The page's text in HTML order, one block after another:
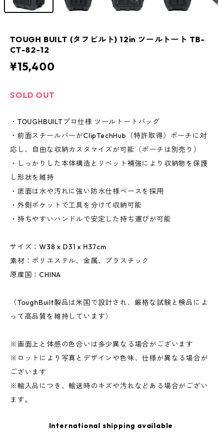
TOUGH BUILT (タフビルト) 12in ツールトート TB-
CT-82-12
¥15,400
SOLD OUT
・TOUGHBUILTプロ仕様 ツールトートバッグ
・前面スチールバーがClipTechHub（特許取得）ポーチに対
応し、自由な収納カスタマイズが可能（ポーチは別売り）
・しっかりした本体構造とリベット補強により収納物を保護
し形状を維持
・底面は水や汚れに強い防水仕様ベースを採用
・外側ポケットで工具を分けて収納可能
・持ちやすいハンドルで安定した持ち運びが可能
サイズ：W38 x D31 x H37cm
素材：ポリエステル、金属、プラスチック
原産国：CHINA
（ToughBuilt製品は米国で設計され、厳格な試験と検品によ
って高品質を維持しています）
※画面上と体感の色合いは多少異なる場合がございます
※ロットにより写真とデザインや色味、仕様が異なる場合が
ございます
※輸入品につき、輸送時のキズや汚れなどある場合がござい
ます。
International shipping available